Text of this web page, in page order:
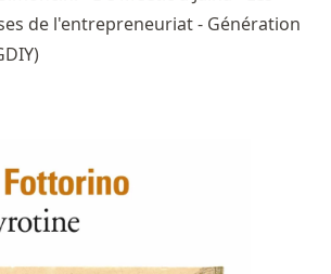
de l'entrepreneuriat - Génération